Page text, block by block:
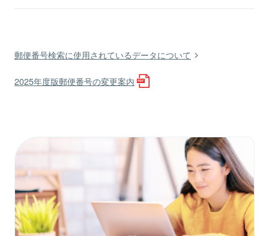
郵便番号検索に使用されているデータについて
2025年度版郵便番号の変更案内